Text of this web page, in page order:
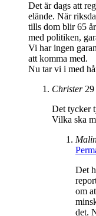
Det är dags att
elände. När
tills dom blir 65
med politiken,
Vi har ingen
att komma med.
Nu tar vi i med
Christer
Det tycker
Vilka ska
Det
om
det.